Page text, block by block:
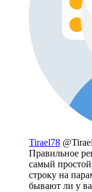
Tirael78
Правильное
самый
строку на
бывают ли у